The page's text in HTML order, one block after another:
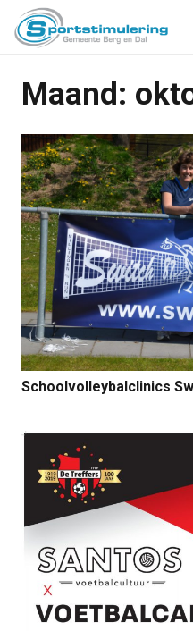
Maand:
Schoolvolleybalclinics